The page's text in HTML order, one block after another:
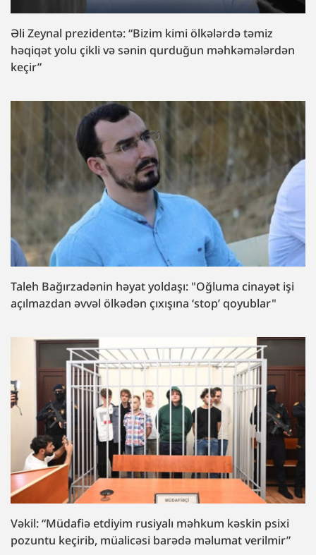
Əli Zeynal prezidentə: “Bizim kimi ölkələrdə təmiz
həqiqət yolu çikli və sənin qurduğun məhkəmələrdən
keçir”
Taleh Bağırzadənin həyat yoldaşı: "Oğluma cinayət işi
açılmazdan əvvəl ölkədən çıxışına ‘stop’ qoyublar"
Vəkil: “Müdafiə etdiyim rusiyalı məhkum kəskin psixi
pozuntu keçirib, müalicəsi barədə məlumat verilmir”